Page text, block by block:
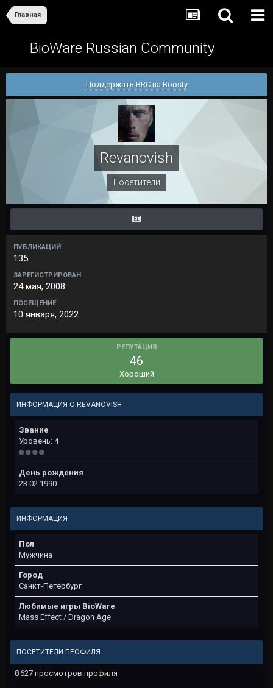
Главная
BioWare Russian Community
Поддержать BRC на Boosty
Revanovish
Посетители
ПУБЛИКАЦИЙ
135
ЗАРЕГИСТРИРОВАН
24 мая, 2008
ПОСЕЩЕНИЕ
10 января, 2022
РЕПУТАЦИЯ
46
Хороший
ИНФОРМАЦИЯ О REVANOVISH
Звание
Уровень: 4
День рождения
23.02.1990
ИНФОРМАЦИЯ
Пол
Мужчина
Город
Санкт-Петербург
Любимые игры BioWare
Mass Effect / Dragon Age
ПОСЕТИТЕЛИ ПРОФИЛЯ
8 627 просмотров профиля